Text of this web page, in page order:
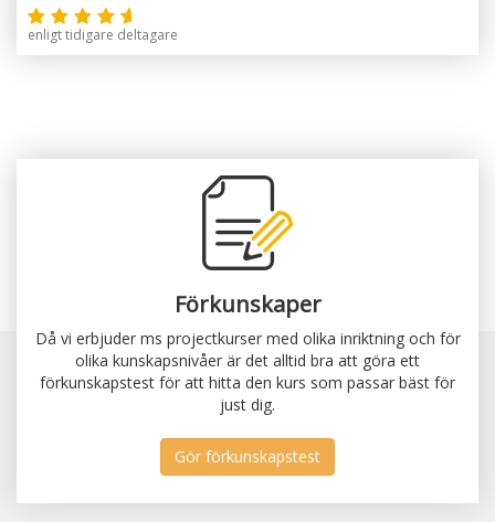
enligt tidigare deltagare
Förkunskaper
Då vi erbjuder ms projectkurser med olika inriktning och för
olika kunskapsnivåer är det alltid bra att göra ett
förkunskapstest för att hitta den kurs som passar bäst för
just dig.